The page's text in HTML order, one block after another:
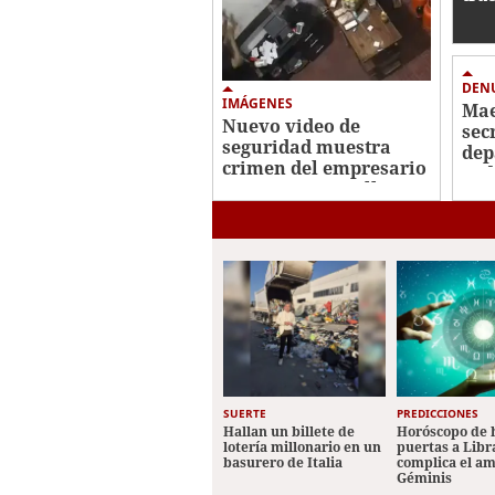
IMÁGENES
Nuevo video de
seguridad muestra
crimen del empresario
Jorge Luis Castellanos
a
SUERTE
Hallan un billete de
lotería millonario en un
basurero de Italia
PREDICCIONES
Horóscopo de
puertas a
complica el
Géminis